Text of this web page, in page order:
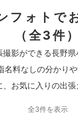
フォトで
（全3件）
影ができる長野県
料なしの分かりや
お気に入りの出
全3件を表示